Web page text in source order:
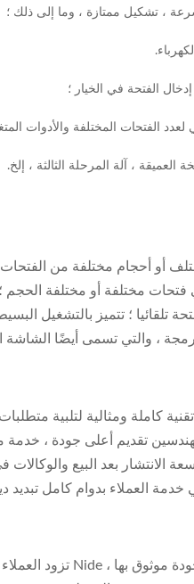
، تشكيل ممتازة ، وما إلى ذلك ؛
الفتحة في الخيار ؛
الفتحات المختلفة والأدوات
، آلة المرحلة الثالثة ، إلخ.
أو أحجام مختلفة من الفتحات ؛
فتحات مختلفة أو مختلفة
تلقائيا ؛ تتميز بالتشغيل
، والتي تسمى أيضًا
كاملة ومثالية لتلبية
تقديم أعلى جودة ، خدمة
الانتشار بعد البيع
العملاء بدوام كامل تبديد ديلي